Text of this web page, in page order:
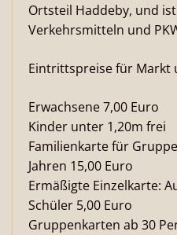
Ortsteil Haddeby, und
Verkehrsmitteln und
Eintrittspreise für Markt
Erwachsene 7,00 Euro
Kinder unter 1,20m frei
Familienkarte für
Jahren 15,00 Euro
Ermäßigte Einzelkarte:
Schüler 5,00 Euro
Gruppenkarten ab 30